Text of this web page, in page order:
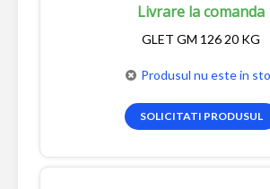
Livrare la comanda
GLET GM 126 20 KG
Produsul nu este in
SOLICITATI PRODUSUL